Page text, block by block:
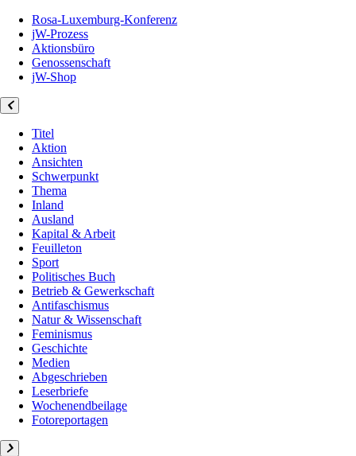
Rosa-Luxemburg-Konferenz
jW-Prozess
Aktionsbüro
Genossenschaft
jW-Shop
Titel
Aktion
Ansichten
Schwerpunkt
Thema
Inland
Ausland
Kapital & Arbeit
Feuilleton
Sport
Politisches Buch
Betrieb & Gewerkschaft
Antifaschismus
Natur & Wissenschaft
Feminismus
Geschichte
Medien
Abgeschrieben
Leserbriefe
Wochenendbeilage
Fotoreportagen